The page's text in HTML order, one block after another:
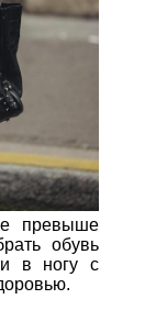
превыше
обувь
в ногу с